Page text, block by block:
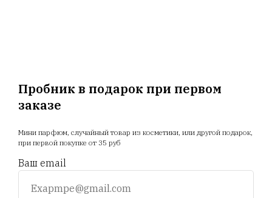
Пробник в подарок при первом
заказе
Мини парфюм, случайный товар из косметики, или другой подарок,
при первой покупке от 35 руб
Ваш email
Акции Отзывы
+375 25 794 81 89